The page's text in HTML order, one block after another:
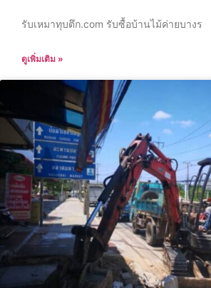
รับเหมาทุบตึก.com รับซื้อบ้านไม้ค่ายบางร
ดูเพิ่มเติม »